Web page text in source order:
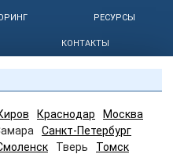
РЕСУРСЫ
КОНТАКТЫ
Краснодар
Москва
Санкт-Петербург
Тверь
Томск